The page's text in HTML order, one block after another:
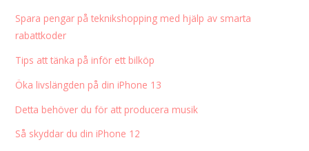
Spara pengar på teknikshopping med hjälp av smarta
rabattkoder
Tips att tänka på inför ett bilköp
Öka livslängden på din iPhone 13
Detta behöver du för att producera musik
Så skyddar du din iPhone 12